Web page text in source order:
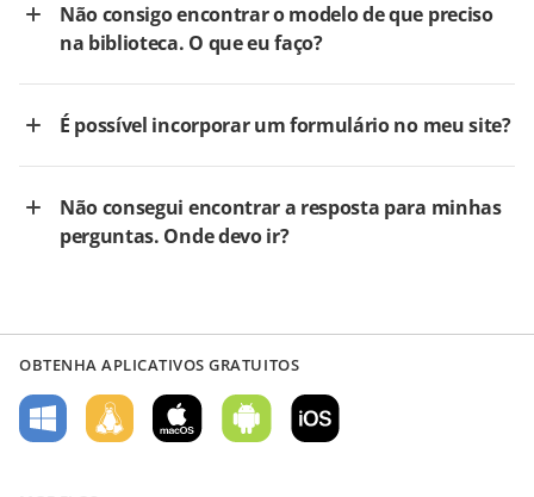
Não consigo encontrar o modelo de que preciso
na biblioteca. O que eu faço?
É possível incorporar um formulário no meu site?
Não consegui encontrar a resposta para minhas
perguntas. Onde devo ir?
OBTENHA APLICATIVOS GRATUITOS